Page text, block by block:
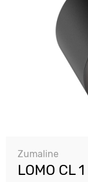
Zumaline
LOMO CL